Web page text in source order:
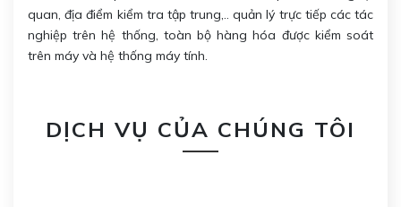
quan, địa điểm kiểm tra tập trung,.. quản lý trực tiếp các tác
nghiệp trên hệ thống, toàn bộ hàng hóa được kiểm soát
trên máy và hệ thống máy tính.
DỊCH VỤ CỦA CHÚNG TÔI